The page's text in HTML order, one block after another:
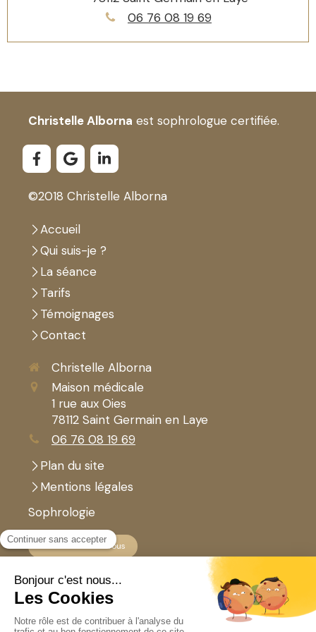
06 76 08 19 69
Christelle Alborna est sophrologue certifiée.
©2018 Christelle Alborna
Accueil
Qui suis-je ?
La séance
Tarifs
Témoignages
Contact
Christelle Alborna
Maison médicale
1 rue aux Oies
78112 Saint Germain en Laye
06 76 08 19 69
Plan du site
Mentions légales
Sophrologie
Prendre rendez-vous
Newsletter
Votre email